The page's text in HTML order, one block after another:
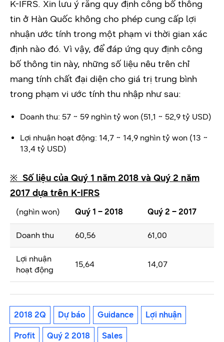
K-IFRS. Xin lưu ý rằng quy định công bố thông
tin ở Hàn Quốc không cho phép cung cấp lợi
nhuận ước tính trong một phạm vi thời gian xác
định nào đó. Vì vậy, để đáp ứng quy định công
bố thông tin này, những số liệu nêu trên chỉ
mang tính chất đại diện cho giá trị trung bình
trong phạm vi ước tính thu nhập như sau:
Doanh thu: 57 ~ 59 nghìn tỷ won (51,1 ~ 52,9 tỷ USD)
Lợi nhuận hoạt động: 14,7 ~ 14,9 nghìn tỷ won (13 ~
13,4 tỷ USD)
※ Số liệu của Quý 1 năm 2018 và Quý 2 năm
2017 dựa trên K-IFRS
(nghìn won) Quý 1 – 2018 Quý 2 – 2017
Doanh thu 60,56 61,00
Lợi nhuận
hoạt động
15,64 14,07
2018 2Q Dự báo Guidance Lợi nhuận
Profit Quý 2 2018 Sales